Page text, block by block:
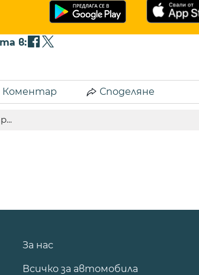
в:
Коментар Споделяне
За нас
Всичко за автомобила